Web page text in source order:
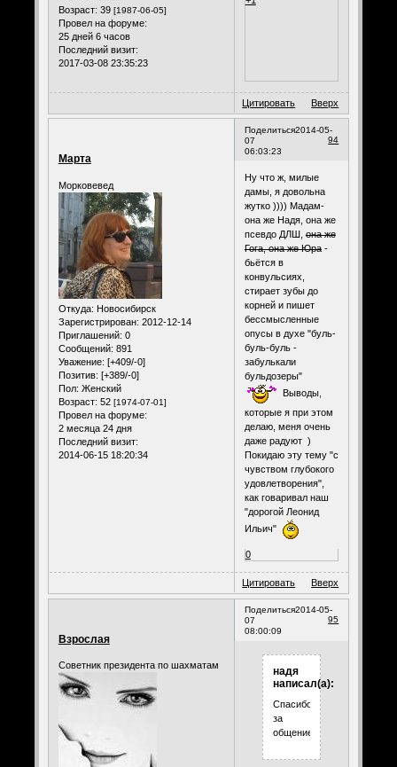
Возраст: 39 [1987-06-05]
Провел на форуме:
25 дней 6 часов
Последний визит:
2017-03-08 23:35:23
Цитировать Вверх
Поделиться
94
2014-05-
07
06:03:23
Марта
Морковевед
Откуда: Новосибирск
Зарегистрирован: 2012-12-14
Приглашений: 0
Сообщений: 891
Уважение: [+409/-0]
Позитив: [+389/-0]
Пол: Женский
Возраст: 52 [1974-07-01]
Провел на форуме:
2 месяца 24 дня
Последний визит:
2014-06-15 18:20:34
Ну что ж, милые
дамы, я довольна
жутко )))) Мадам-
она же Надя, она же
псевдо ДЛШ,она же
Гога, она же Юра-
бьётся в
конвульсиях,
стирает зубы до
корней и пишет
бессмысленные
опусы в духе "буль-
буль-буль -
забулькали
бульдозеры"
Выводы,
которые я при этом
делаю, меня очень
даже радуют )
Покидаю эту тему "с
чувством глубокого
удовлетворения",
как говаривал наш
"дорогой Леонид
Ильич"
0
Цитировать Вверх
Поделиться
95
2014-05-
07
08:00:09
Взрослая
Советник президента по шахматам
надя
написал(а):
Спасибо
за
общение.